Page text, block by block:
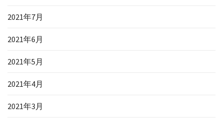
2021年7月
2021年6月
2021年5月
2021年4月
2021年3月